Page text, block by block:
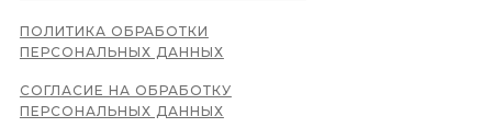
СОГЛАСИЕ НА ОБРАБОТКУ
ПЕРСОНАЛЬНЫХ ДАННЫХ
ПОЛИТИКА ОБРАБОТКИ
ПЕРСОНАЛЬНЫХ ДАННЫХ